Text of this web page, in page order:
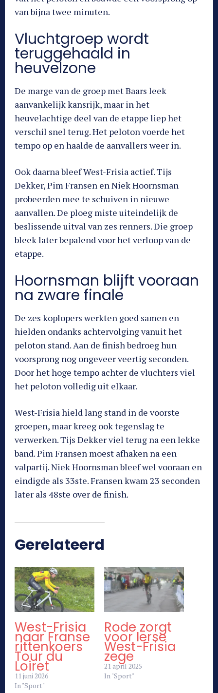
van bijna twee minuten.
Vluchtgroep wordt
teruggehaald in
heuvelzone
De marge van de groep met Baars leek
aanvankelijk kansrijk, maar in het
heuvelachtige deel van de etappe liep het
verschil snel terug. Het peloton voerde het
tempo op en haalde de aanvallers weer in.
Ook daarna bleef West-Frisia actief. Tijs
Dekker, Pim Fransen en Niek Hoornsman
probeerden mee te schuiven in nieuwe
aanvallen. De ploeg miste uiteindelijk de
beslissende uitval van zes renners. Die groep
bleek later bepalend voor het verloop van de
etappe.
Hoornsman blijft vooraan
na zware finale
De zes koplopers werkten goed samen en
hielden ondanks achtervolging vanuit het
peloton stand. Aan de finish bedroeg hun
voorsprong nog ongeveer veertig seconden.
Door het hoge tempo achter de vluchters viel
het peloton volledig uit elkaar.
West-Frisia hield lang stand in de voorste
groepen, maar kreeg ook tegenslag te
verwerken. Tijs Dekker viel terug na een lekke
band. Pim Fransen moest afhaken na een
valpartij. Niek Hoornsman bleef wel vooraan en
eindigde als 33ste. Fransen kwam 23 seconden
later als 48ste over de finish.
Gerelateerd
West-Frisia
naar Franse
rittenkoers
Tour du
Loiret
11 juni 2026
In "Sport"
Rode zorgt
voor Ierse
West-Frisia
zege
21 april 2025
In "Sport"